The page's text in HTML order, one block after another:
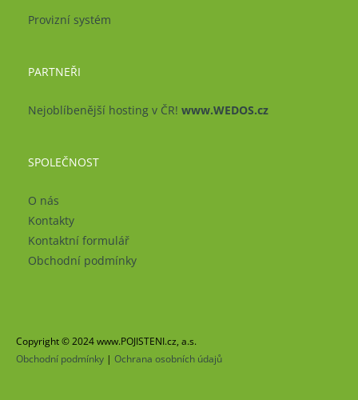
Provizní systém
PARTNEŘI
Nejoblíbenější hosting v ČR! www.WEDOS.cz
SPOLEČNOST
O nás
Kontakty
Kontaktní formulář
Obchodní podmínky
Copyright © 2024 www.POJISTENI.cz, a.s.
Obchodní podmínky | Ochrana osobních údajů